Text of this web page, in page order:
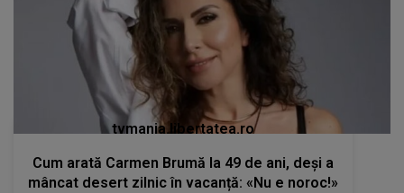
tvmania.libertatea.ro
Cum arată Carmen Brumă la 49 de ani, deși a
mâncat desert zilnic în vacanță: «Nu e noroc!»